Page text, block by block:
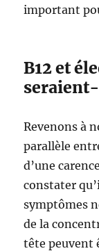
important
B12 et
Revenons à
parallèle
d’une
constater
symptômes
de la
tête peuvent